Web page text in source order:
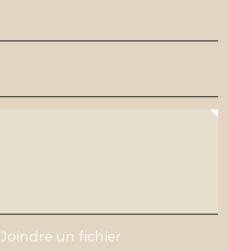
Joindre un fichier